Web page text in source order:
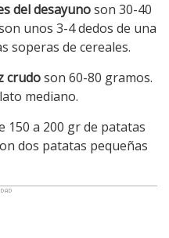
del desayunoson 30-40
unos 3-4 dedos de una
soperas de cereales.
crudoson 60-80 gramos.
mediano.
150 a 200 gr de patatas
dos patatas pequeñas